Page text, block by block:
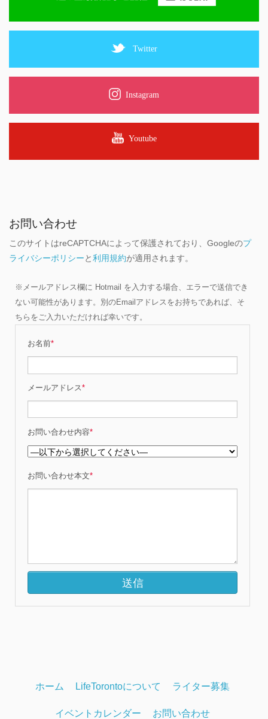
Twitter
Instagram
Youtube
お問い合わせ
このサイトはreCAPTCHAによって保護されており、Googleのプ
ライバシーポリシーと利用規約が適用されます。
※メールアドレス欄に Hotmail を入力する場合、エラーで送信でき
ない可能性があります。別のEmailアドレスをお持ちであれば、そ
ちらをご入力いただければ幸いです。
お名前*
メールアドレス*
お問い合わせ内容*
お問い合わせ本文*
ホーム LifeTorontoについて ライター募集
イベントカレンダー お問い合わせ